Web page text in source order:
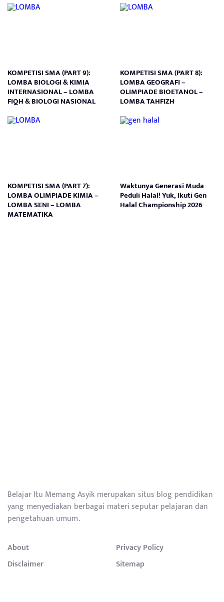
KOMPETISI SMA (PART 9):
LOMBA BIOLOGI & KIMIA
INTERNASIONAL – LOMBA
FIQH & BIOLOGI NASIONAL
KOMPETISI SMA (PART 8):
LOMBA GEOGRAFI –
OLIMPIADE BIOETANOL –
LOMBA TAHFIZH
KOMPETISI SMA (PART 7):
LOMBA OLIMPIADE KIMIA –
LOMBA SENI – LOMBA
MATEMATIKA
Waktunya Generasi Muda
Peduli Halal! Yuk, Ikuti Gen
Halal Championship 2026
Belajar Itu Memang Asyik merupakan situs blog pendidikan
yang menyediakan berbagai materi seputar pelajaran dan
pengetahuan umum.
About
Privacy Policy
Disclaimer
Sitemap